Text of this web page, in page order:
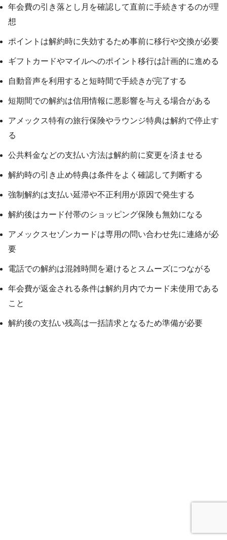
年会費の引き落とし月を確認して直前に手続きするのが理
想
ポイントは解約時に失効するため事前に移行や交換が必要
ギフトカードやマイルへのポイント移行は計画的に進める
自動音声を利用すると短時間で手続きが完了する
短期間での解約は信用情報に悪影響を与える場合がある
アメックス特有の旅行保険やラウンジ特典は解約で停止す
る
公共料金などの支払い方法は解約前に変更を済ませる
解約時の引き止め特典は条件をよく確認して判断する
強制解約は支払い延滞や不正利用が原因で発生する
解約後はカード付帯のショッピング保険も無効になる
アメックスセゾンカードは専用の問い合わせ先に連絡が必
要
電話での解約は混雑時間を避けるとスムーズにつながる
年会費が返金される条件は解約月内でカード未使用である
こと
解約後の支払い残高は一括請求となるため準備が必要